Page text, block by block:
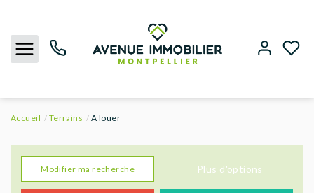
ACHETER
Accueil Terrains A louer
Modifier ma recherche Plus d'options